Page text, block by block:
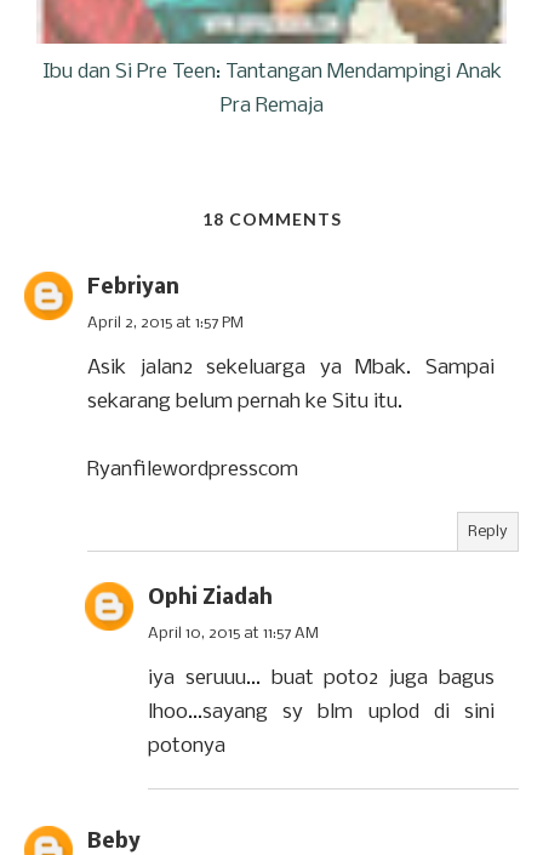
Ibu dan Si Pre Teen: Tantangan Mendampingi Anak
Pra Remaja
18 COMMENTS
Febriyan
April 2, 2015 at 1:57 PM
Asik jalan2 sekeluarga ya Mbak. Sampai
sekarang belum pernah ke Situ itu.
Ryanfilewordpresscom
Reply
Ophi Ziadah
April 10, 2015 at 11:57 AM
iya seruuu... buat poto2 juga bagus
lhoo...sayang sy blm uplod di sini
potonya
Beby